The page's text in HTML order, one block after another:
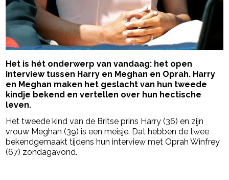
Het is hét onderwerp van vandaag: het open
interview tussen Harry en Meghan en Oprah. Harry
en Meghan maken het geslacht van hun tweede
kindje bekend en vertellen over hun hectische
leven.
Het tweede kind van de Britse prins Harry (36) en zijn
vrouw Meghan (39) is een meisje. Dat hebben de twee
bekendgemaakt tijdens hun interview met Oprah Winfrey
(67) zondagavond.